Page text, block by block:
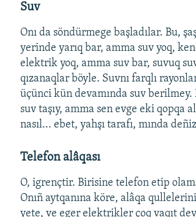
Suv
Onı da söndürmege başladılar. Bu,
yerinde yarıq bar, amma suv yoq,
elektrik yoq, amma suv bar, suvuq
qızanaqlar böyle. Suvnı farqlı
üçünci kün devamında suv berilmey.
suv taşıy, amma sen evge eki
nasıl... ebet, yahşı tarafı, mında
Telefon alâqası
O, igrençtir. Birisine telefon etip
Onıñ aytqanına köre, alâqa
yete, ve eger elektrikler çoq vaqıt